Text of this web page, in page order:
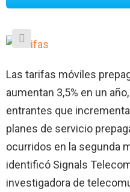
Las tarifas móviles
aumentan 3,5% en un
entrantes que
planes de servicio
ocurridos en la segunda
identificó Signals
investigadora de